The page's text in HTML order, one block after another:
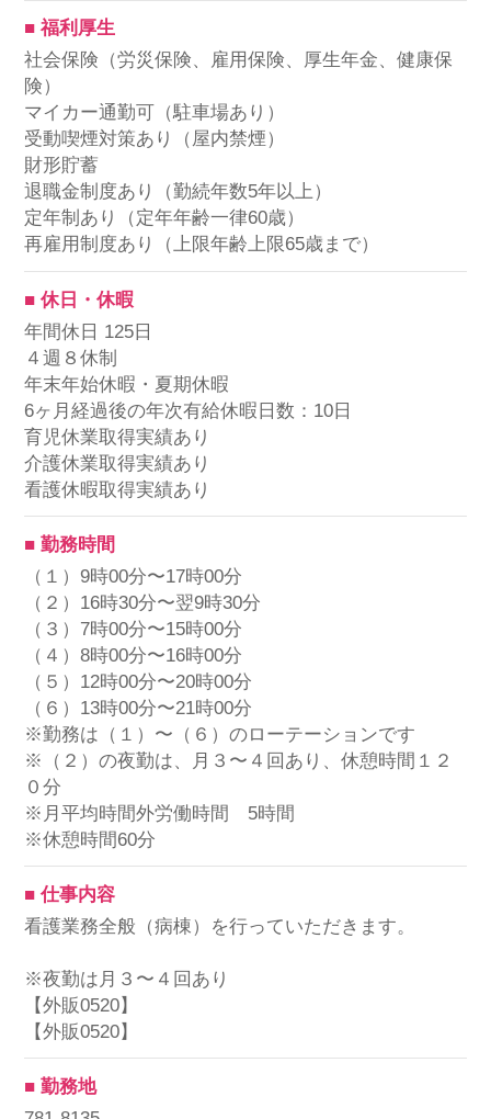
■ 福利厚生
社会保険（労災保険、雇用保険、厚生年金、健康保
険）
マイカー通勤可（駐車場あり）
受動喫煙対策あり（屋内禁煙）
財形貯蓄
退職金制度あり（勤続年数5年以上）
定年制あり（定年年齢一律60歳）
再雇用制度あり（上限年齢上限65歳まで）
■ 休日・休暇
年間休日 125日
４週８休制
年末年始休暇・夏期休暇
6ヶ月経過後の年次有給休暇日数：10日
育児休業取得実績あり
介護休業取得実績あり
看護休暇取得実績あり
■ 勤務時間
（１）9時00分〜17時00分
（２）16時30分〜翌9時30分
（３）7時00分〜15時00分
（４）8時00分〜16時00分
（５）12時00分〜20時00分
（６）13時00分〜21時00分
※勤務は（１）〜（６）のローテーションです
※（２）の夜勤は、月３〜４回あり、休憩時間１２
０分
※月平均時間外労働時間 5時間
※休憩時間60分
■ 仕事内容
看護業務全般（病棟）を行っていただきます。
※夜勤は月３〜４回あり
【外販0520】
【外販0520】
■ 勤務地